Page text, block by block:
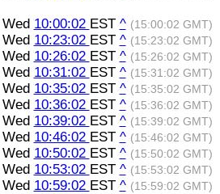
10:00:02 EST ^ (15:00:02 GMT)
10:23:02 EST ^ (15:23:02 GMT)
10:26:02 EST ^ (15:26:02 GMT)
10:31:02 EST ^ (15:31:02 GMT)
10:35:02 EST ^ (15:35:02 GMT)
10:36:02 EST ^ (15:36:02 GMT)
10:39:02 EST ^ (15:39:02 GMT)
10:46:02 EST ^ (15:46:02 GMT)
10:50:02 EST ^ (15:50:02 GMT)
10:53:02 EST ^ (15:53:02 GMT)
10:59:02 EST ^ (15:59:02 GMT)